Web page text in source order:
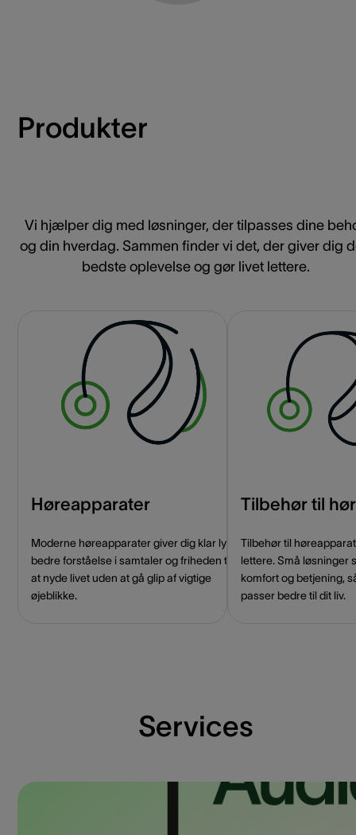
Produkter
Vi hjælper dig med løsninger, der tilpasses dine
og din hverdag. Sammen finder vi det, der giver dig
bedste oplevelse og gør livet lettere.
Høreapparater
Moderne høreapparater giver dig klar lyd,
bedre forståelse i samtaler og friheden til
at nyde livet uden at gå glip af vigtige
øjeblikke.
Tilbehør til
Tilbehør til
lettere. Små løsninger
komfort og betjening,
passer bedre til dit liv.
Services